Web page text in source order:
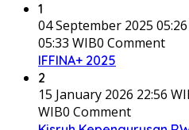
1
04 September 2025
05:33 WIB0 Comment
IFFINA+ 2025
2
15 January 2026 22:56
WIB0 Comment